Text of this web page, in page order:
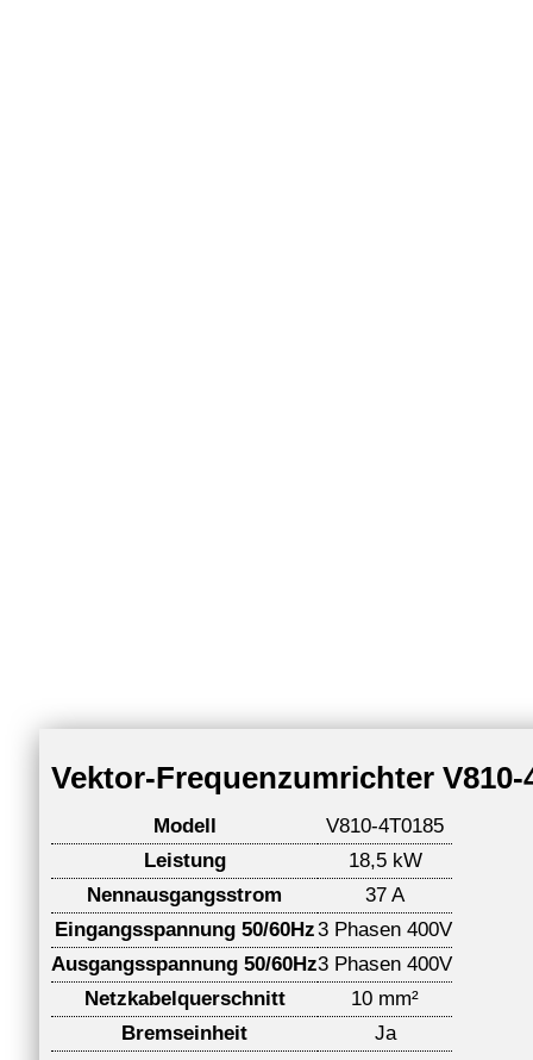
Vektor-Frequenzumrichter V810-
Modell
V810-4T0185
Leistung
18,5 kW
Nennausgangsstrom
37 A
Eingangsspannung 50/60Hz3 Phasen 400V
Ausgangsspannung 50/60Hz3 Phasen 400V
Netzkabelquerschnitt
10 mm²
Bremseinheit
Ja